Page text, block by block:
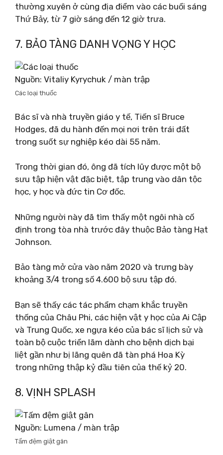
thường xuyên ở cùng địa điểm vào các buổi sáng
Thứ Bảy, từ 7 giờ sáng đến 12 giờ trưa.
7. BẢO TÀNG DANH VỌNG Y HỌC
Nguồn: Vitaliy Kyrychuk / màn trập
Các loại thuốc
Bác sĩ và nhà truyền giáo y tế, Tiến sĩ Bruce
Hodges, đã du hành đến mọi nơi trên trái đất
trong suốt sự nghiệp kéo dài 55 năm.
Trong thời gian đó, ông đã tích lũy được một bộ
sưu tập hiện vật đặc biệt, tập trung vào dân tộc
học, y học và đức tin Cơ đốc.
Những người này đã tìm thấy một ngôi nhà cố
định trong tòa nhà trước đây thuộc Bảo tàng Hạt
Johnson.
Bảo tàng mở cửa vào năm 2020 và trưng bày
khoảng 3/4 trong số 4.600 bộ sưu tập đó.
Bạn sẽ thấy các tác phẩm chạm khắc truyền
thống của Châu Phi, các hiện vật y học của Ai Cập
và Trung Quốc, xe ngựa kéo của bác sĩ lịch sử và
toàn bộ cuộc triển lãm dành cho bệnh dịch bại
liệt gần như bị lãng quên đã tàn phá Hoa Kỳ
trong những thập kỷ đầu tiên của thế kỷ 20.
8. VỊNH SPLASH
Nguồn: Lumena / màn trập
Tấm đệm giật gân